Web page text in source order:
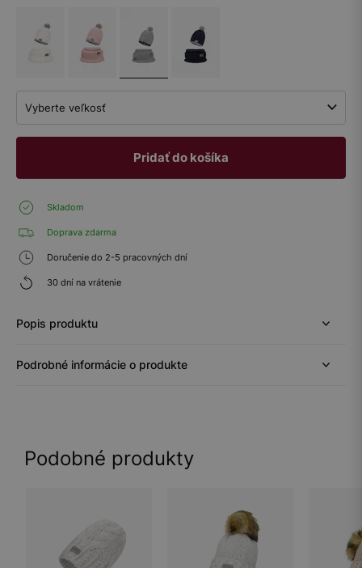
Vyberte veľkosť
Pridať do košíka
Skladom
Doprava zdarma
Doručenie do 2-5 pracovných dní
30 dní na vrátenie
Popis produktu
Podrobné informácie o produkte
Podobné produkty